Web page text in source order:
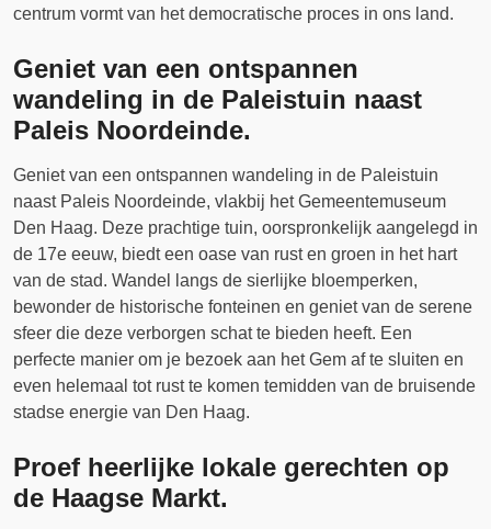
centrum vormt van het democratische proces in ons land.
Geniet van een ontspannen
wandeling in de Paleistuin naast
Paleis Noordeinde.
Geniet van een ontspannen wandeling in de Paleistuin
naast Paleis Noordeinde, vlakbij het Gemeentemuseum
Den Haag. Deze prachtige tuin, oorspronkelijk aangelegd in
de 17e eeuw, biedt een oase van rust en groen in het hart
van de stad. Wandel langs de sierlijke bloemperken,
bewonder de historische fonteinen en geniet van de serene
sfeer die deze verborgen schat te bieden heeft. Een
perfecte manier om je bezoek aan het Gem af te sluiten en
even helemaal tot rust te komen temidden van de bruisende
stadse energie van Den Haag.
Proef heerlijke lokale gerechten op
de Haagse Markt.